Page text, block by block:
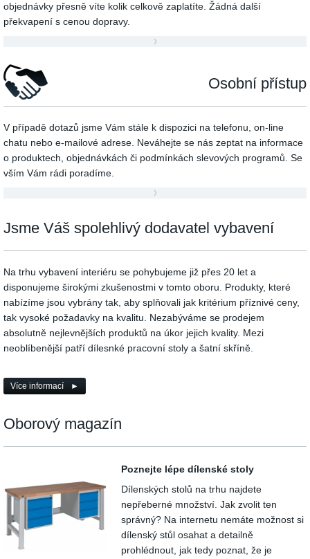
objednávky přesně víte kolik celkově zaplatíte. Žádná další
překvapení s cenou dopravy.
Osobní přístup
V případě dotazů jsme Vám stále k dispozici na telefonu, on-line
chatu nebo e-mailové adrese. Neváhejte se nás zeptat na informace
o produktech, objednávkách či podmínkách slevových programů. Se
vším Vám rádi poradíme.
Jsme Váš spolehlivý dodavatel vybavení
Na trhu vybavení interiéru se pohybujeme již přes 20 let a
disponujeme širokými zkušenostmi v tomto oboru. Produkty, které
nabízíme jsou vybrány tak, aby splňovali jak kritérium příznivé ceny,
tak vysoké požadavky na kvalitu. Nezabýváme se prodejem
absolutně nejlevnějších produktů na úkor jejich kvality. Mezi
neoblíbenější patří dílesnké pracovní stoly a šatní skříně
Více informací
Oborový magazín
Poznejte lépe dílenské stoly
Dílenských stolů na trhu najdete
nepřeberné množství. Jak zvolit ten
správný? Na internetu nemáte možnost si
dílenský stůl osahat a detailně
prohlédnout, jak tedy poznat, že je